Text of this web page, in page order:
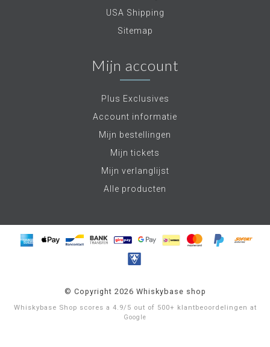
USA Shipping
Sitemap
Mijn account
Plus Exclusives
Account informatie
Mijn bestellingen
Mijn tickets
Mijn verlanglijst
Alle producten
© Copyright 2026 Whiskybase shop
Whiskybase Shop scores a 4.9/ 5 out of 500+ klantbeoordelingen at
Google